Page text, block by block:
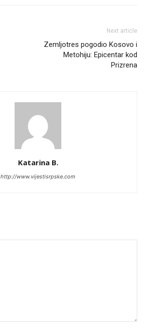
Next article
Zemljotres pogodio Kosovo i
Metohiju: Epicentar kod
Prizrena
Katarina B.
http://www.vijestisrpske.com